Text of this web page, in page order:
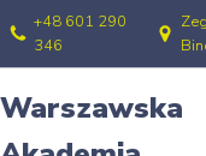
+48 601 290
346
Warszawska